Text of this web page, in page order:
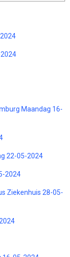
Maandag 16-
22-05-2024
2024
Ziekenhuis 28-05-